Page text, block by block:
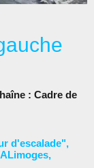
: Cadre de
d'escalade",
,